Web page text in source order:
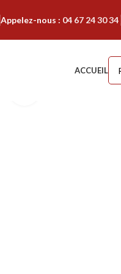
Appelez-nous : 04 67 24 30 34
ACCUEIL